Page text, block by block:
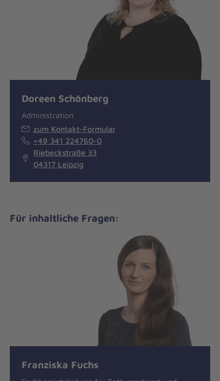
Doreen Schönberg
Administration
zum Kontakt-Formular
+49 341 224760-0
Riebeckstraße 33
04317 Leipzig
Für inhaltliche Fragen:
Franziska Fuchs